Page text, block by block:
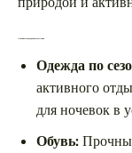
Основные вещи для путешествия
Одежда по
активного
для ночевок в
Обувь: